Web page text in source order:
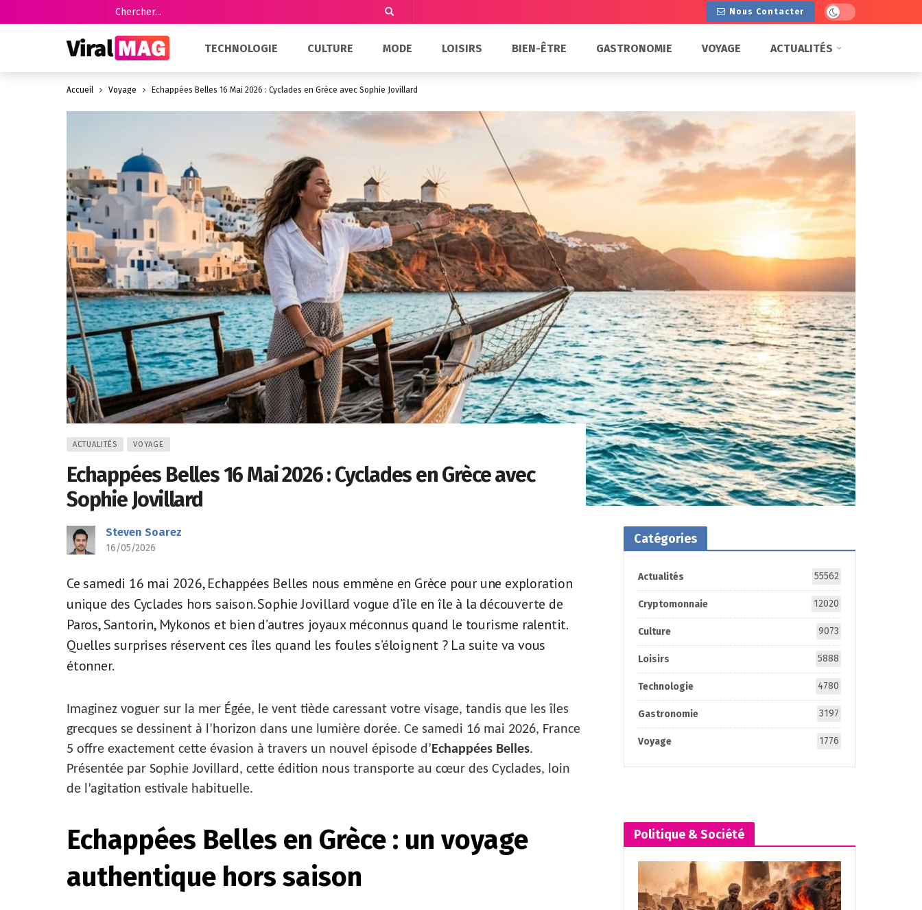
Nous Contacter Dark mode
TECHNOLOGIE CULTURE MODE LOISIRS BIEN-ÊTRE GASTRONOMIE VOYAGE ACTUALITÉS
Accueil Voyage Echappées Belles 16 Mai 2026 : Cyclades en Grèce avec Sophie Jovillard
ACTUALITÉS VOYAGE
Echappées Belles 16 Mai 2026 : Cyclades en Grèce avec
Sophie Jovillard
Steven Soarez
16/05/2026
Ce samedi 16 mai 2026, Echappées Belles nous emmène en Grèce pour une exploration
unique des Cyclades hors saison. Sophie Jovillard vogue d’île en île à la découverte de
Paros, Santorin, Mykonos et bien d’autres joyaux méconnus quand le tourisme ralentit.
Quelles surprises réservent ces îles quand les foules s’éloignent ? La suite va vous
étonner.
Imaginez voguer sur la mer Égée, le vent tiède caressant votre visage, tandis que les îles
grecques se dessinent à l’horizon dans une lumière dorée. Ce samedi 16 mai 2026, France
5 offre exactement cette évasion à travers un nouvel épisode d’Echappées Belles.
Présentée par Sophie Jovillard, cette édition nous transporte au cœur des Cyclades, loin
de l’agitation estivale habituelle.
Echappées Belles en Grèce : un voyage
authentique hors saison
Catégories
Actualités 55562
Cryptomonnaie 12020
Culture 9073
Loisirs 5888
Technologie 4780
Gastronomie 3197
Voyage 1776
Politique & Société